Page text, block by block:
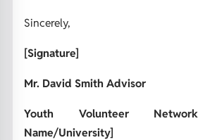
Sincerely,
[Signature]
Mr. David Smith Advisor
Youth Volunteer Network
Name/University]